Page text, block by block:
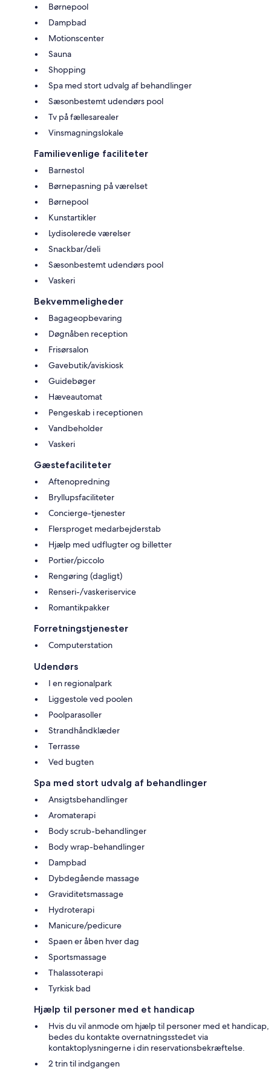
Børnepool
Dampbad
Motionscenter
Sauna
Shopping
Spa med stort udvalg af behandlinger
Sæsonbestemt udendørs pool
Tv på fællesarealer
Vinsmagningslokale
Familievenlige faciliteter
Barnestol
Børnepasning på værelset
Børnepool
Kunstartikler
Lydisolerede værelser
Snackbar/deli
Sæsonbestemt udendørs pool
Vaskeri
Bekvemmeligheder
Bagageopbevaring
Døgnåben reception
Frisørsalon
Gavebutik/aviskiosk
Guidebøger
Hæveautomat
Pengeskab i receptionen
Vandbeholder
Vaskeri
Gæstefaciliteter
Aftenopredning
Bryllupsfaciliteter
Concierge-tjenester
Flersproget medarbejderstab
Hjælp med udflugter og billetter
Portier/piccolo
Rengøring (dagligt)
Renseri-/vaskeriservice
Romantikpakker
Forretningstjenester
Computerstation
Udendørs
I en regionalpark
Liggestole ved poolen
Poolparasoller
Strandhåndklæder
Terrasse
Ved bugten
Spa med stort udvalg af behandlinger
Ansigtsbehandlinger
Aromaterapi
Body scrub-behandlinger
Body wrap-behandlinger
Dampbad
Dybdegående massage
Graviditetsmassage
Hydroterapi
Manicure/pedicure
Spaen er åben hver dag
Sportsmassage
Thalassoterapi
Tyrkisk bad
Hjælp til personer med et handicap
Hvis du vil anmode om hjælp til personer med et handicap,
bedes du kontakte overnatningsstedet via
kontaktoplysningerne i din reservationsbekræftelse.
2 trin til indgangen